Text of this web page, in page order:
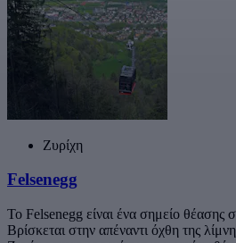
Ζυρίχη
Felsenegg
Το Felsenegg είναι ένα σημείο θέασης
Βρίσκεται στην απέναντι όχθη της